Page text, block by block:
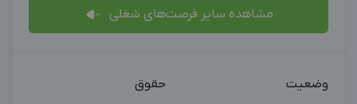
مشاهده سایر فرصت‌های شغلی
وضعیت
حقوق